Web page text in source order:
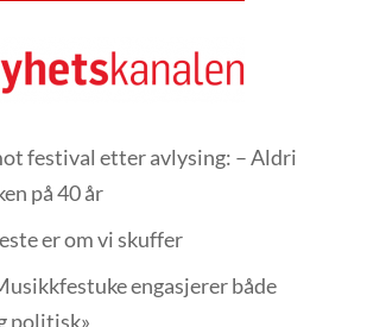
festival etter avlysing: – Aldri
på 40 år
er om vi skuffer
engasjerer både
politisk»